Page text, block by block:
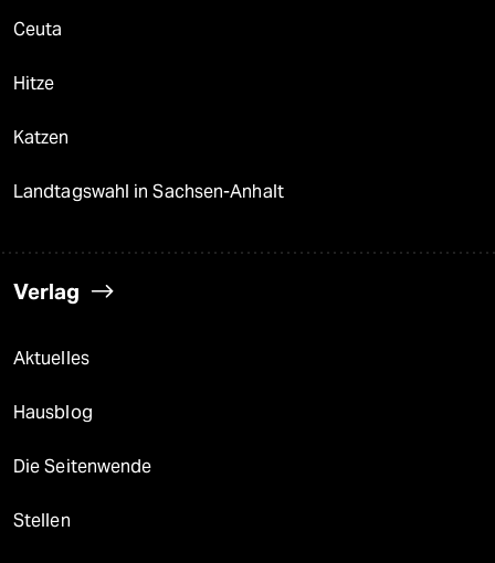
Ceuta
Hitze
Katzen
Landtagswahl in Sachsen-Anhalt
Verlag
Aktuelles
Hausblog
Die Seitenwende
Stellen